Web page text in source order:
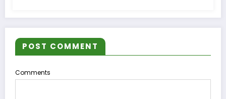
POST COMMENT
Comments